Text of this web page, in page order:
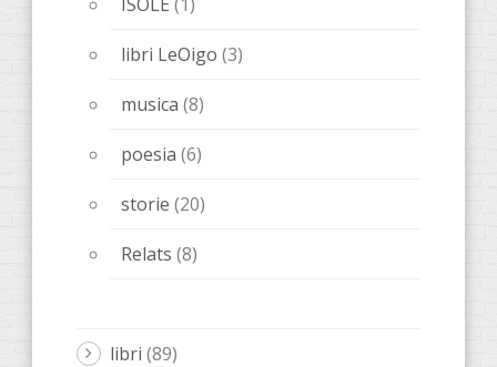
libri LeOigo (3)
musica (8)
poesia (6)
storie (20)
Relats (8)
libri (89)